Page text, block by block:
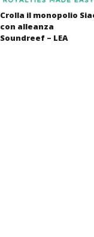
Crolla il monopolio
con alleanza
Soundreef – LEA